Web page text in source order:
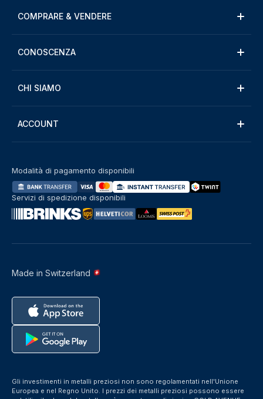
COMPRARE & VENDERE
CONOSCENZA
CHI SIAMO
ACCOUNT
Made in Switzerland
Modalità di pagamento disponibili
Servizi di spedizione disponibili
Gli investimenti in metalli preziosi non sono regolamentati nell'Unione
Europea e nel Regno Unito. I prezzi dei metalli preziosi possono essere